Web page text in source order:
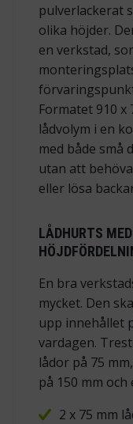
pulverlackerat
olika höjder.
en verkstad,
Formatet 910 x
lådvolym i en
med både små
utan att
eller lösa
LÅDHURTS
En bra
mycket. Den
upp innehållet
vardagen.
lådor på 75
på 150 mm och
2 x 75 mm